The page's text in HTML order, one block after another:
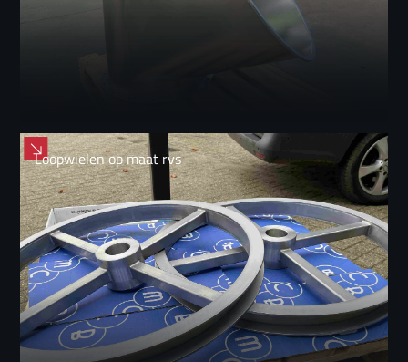
Loopwielen op maat rvs